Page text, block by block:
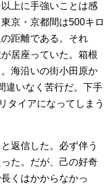
上に手強いことは感
京・京都間は500キロ
距離である。それ
居座っていた。箱根
海沿いの街小田原か
違いなく苦行だ。下手
タイアになってしまう
返信した。必ず伴う
た。だが、己の好奇
くはかからなかっ